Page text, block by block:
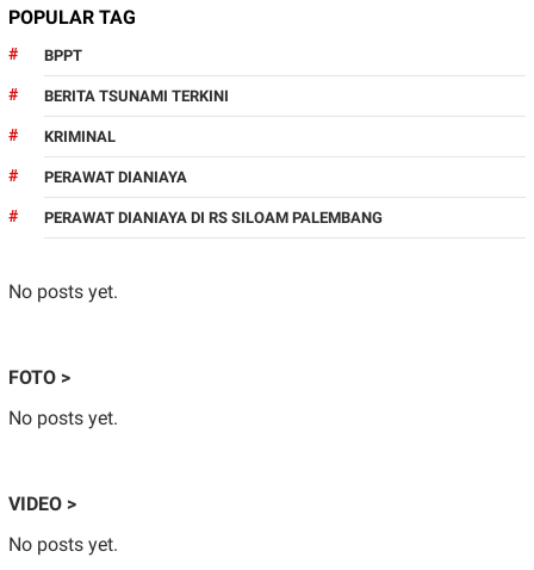
POPULAR TAG
BPPT
BERITA TSUNAMI TERKINI
KRIMINAL
PERAWAT DIANIAYA
PERAWAT DIANIAYA DI RS SILOAM PALEMBANG
No posts yet.
FOTO >
No posts yet.
VIDEO >
No posts yet.